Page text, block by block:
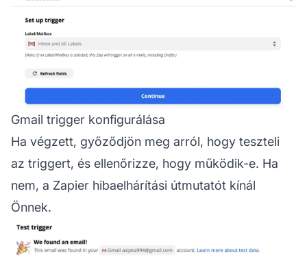
Gmail trigger konfigurálása
Ha végzett, győződjön meg arról, hogy teszteli
az triggert, és ellenőrizze, hogy működik-e. Ha
nem, a Zapier hibaelhárítási útmutatót kínál
Önnek.